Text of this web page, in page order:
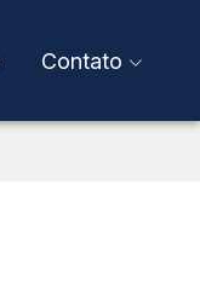
Contato
Fale Conosco